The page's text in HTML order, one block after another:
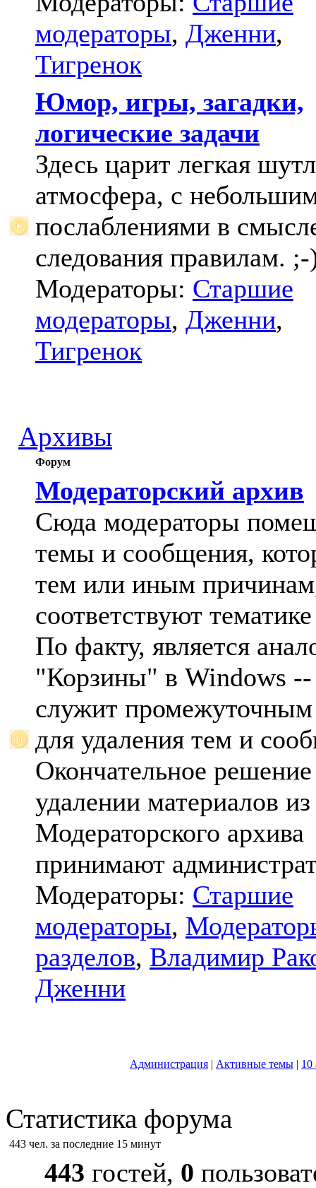
модераторы, Дженни,
Тигренок
Юмор, игры, загадки,
логические задачи
Здесь царит легкая
атмосфера, с
послаблениями в
следования правилам.
Модераторы: Старшие
модераторы, Дженни,
Тигренок
Архивы
Форум
Модераторский архив
Сюда модераторы
темы и сообщения,
тем или иным
соответствуют
По факту, является
"Корзины" в Windows --
служит промежуточным
для удаления тем и
Окончательное
удалении материалов из
Модераторского архива
принимают
Модераторы: Старшие
модераторы,
разделов, Владимир
Дженни
Администрация | Активные темы | 10
Статистика форума
443 чел. за последние 15 минут
443 гостей, 0